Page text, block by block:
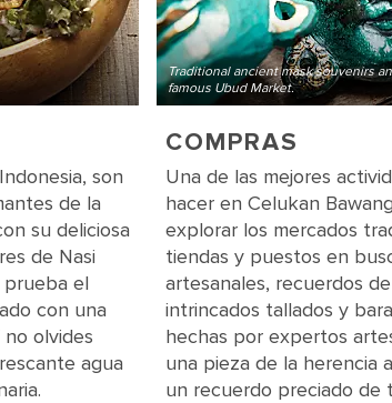
son
de la
su deliciosa
de Nasi
el
con una
no olvides
agua
Traditional ancient mask souvenirs
famous Ubud Market.
COMPRAS
Una de las mejores
hacer en Celukan
explorar los mercados
tiendas y puestos en
artesanales, recuerdos
intrincados tallados y
hechas por expertos
una pieza de la herencia
un recuerdo preciado de